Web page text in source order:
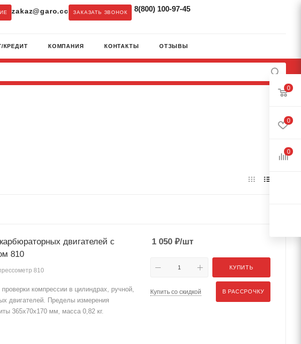
zakaz@garo.cc ЗАКАЗАТЬ ЗВОНОК 8(800) 100-97-45
КРЕДИТ КОМПАНИЯ КОНТАКТЫ ОТЗЫВЫ
двигателей с
810
810
компрессии в цилиндрах, ручной,
двигателей. Пределы измерения
365х70х170 мм, масса 0,82 кг.
1 050 ₽/шт
КУПИТЬ
Купить со скидкой В РАССРОЧКУ
0
0
0